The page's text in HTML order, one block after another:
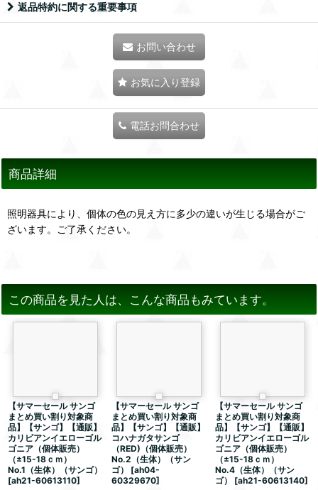
返品特約に関する重要事項
お問い合わせ
お気に入り登録
電話お問合わせ
商品詳細
照明器具により、個体の色の見え方に多少の違いが生じる場合がご
ざいます。ご了承ください。
この商品を見た人は、こんな商品もみています。
【サマーセール サンゴ
まとめ買い割り対象商
品】【サンゴ】【通販】
カリビアンイエローゴル
ゴニア（個体販売）
（±15-18ｃｍ）
No.1（生体）（サンゴ）
[ah21-60613110]
【サマーセール サンゴ
まとめ買い割り対象商
品】【サンゴ】【通販】
コハナガタサンゴ
（RED)（個体販売）
No.2（生体）（サン
ゴ）
[ah04-
60329670]
【サマーセール サンゴ
まとめ買い割り対象商
品】【サンゴ】【通販】
カリビアンイエローゴル
ゴニア（個体販売）
（±15-18ｃｍ）
No.4（生体）（サン
ゴ）
[ah21-60613140]